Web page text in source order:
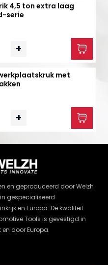
4,5 ton extra laag
serie
+
met
+
en geproduceerd door Welzh
gespecialiseerd
en Europa. De kwaliteit
Tools is gevestigd in
en door Europa.